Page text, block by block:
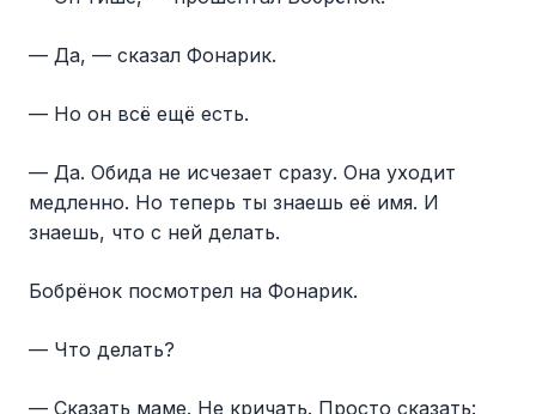
— Да, — сказал Фонарик.
— Но он всё ещё есть.
— Да. Обида не исчезает сразу. Она уходит
медленно. Но теперь ты знаешь её имя. И
знаешь, что с ней делать.
Бобрёнок посмотрел на Фонарик.
— Что делать?
— Сказать маме. Не кричать. Просто сказать: